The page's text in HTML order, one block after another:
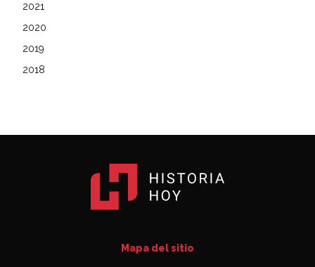
2021
2020
2019
2018
Mapa del sitio